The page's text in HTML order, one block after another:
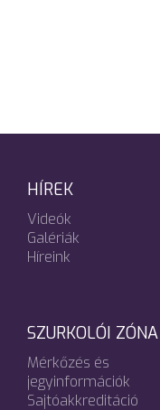
HÍREK
Videók
Galériák
Híreink
SZURKOLÓI ZÓNA
Mérkőzés és
jegyinformációk
Sajtóakkreditáció